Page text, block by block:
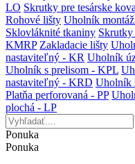
LO Skrutky pre tesárske
Rohové lišty Uholník
Sklovláknité tkaniny Skrutky
KMRP Zakladacie lišty
nastaviteľný - KR Uholník
Uholník s prelisom - KPL
nastaviteľný - KRD Uholník
Platňa perforovaná - PP
plochá - LP
Ponuka
Ponuka